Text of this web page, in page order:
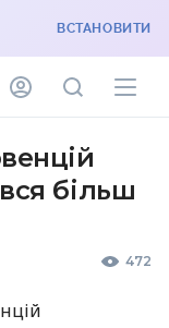
ВСТАНОВИТИ
більш
472